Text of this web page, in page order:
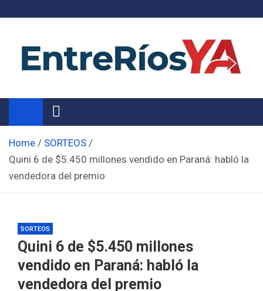
Noticias de Entre Ríos
Información de toda la provincia ahora
Home
SORTEOS
Quini 6 de $5.450 millones vendido en Paraná: habló la
vendedora del premio
SORTEOS
Quini 6 de $5.450 millones
vendido en Paraná: habló la
vendedora del premio